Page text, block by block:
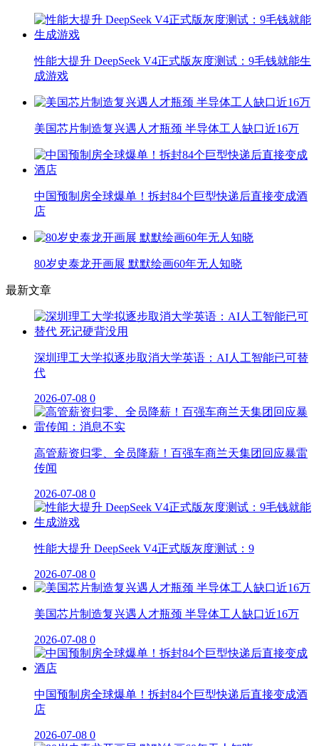
性能大提升 DeepSeek V4正式版灰度测试：9毛钱就能生
成游戏
美国芯片制造复兴遇人才瓶颈 半导体工人缺口近16万
中国预制房全球爆单！拆封84个巨型快递后直接变成酒
店
80岁史泰龙开画展 默默绘画60年无人知晓
最新文章
深圳理工大学拟逐步取消大学英语：AI人工智能已可替
代
2026-07-08 0
高管薪资归零、全员降薪！百强车商兰天集团回应暴雷
传闻
2026-07-08 0
性能大提升 DeepSeek V4正式版灰度测试：9
2026-07-08 0
美国芯片制造复兴遇人才瓶颈 半导体工人缺口近16万
2026-07-08 0
中国预制房全球爆单！拆封84个巨型快递后直接变成酒
店
2026-07-08 0